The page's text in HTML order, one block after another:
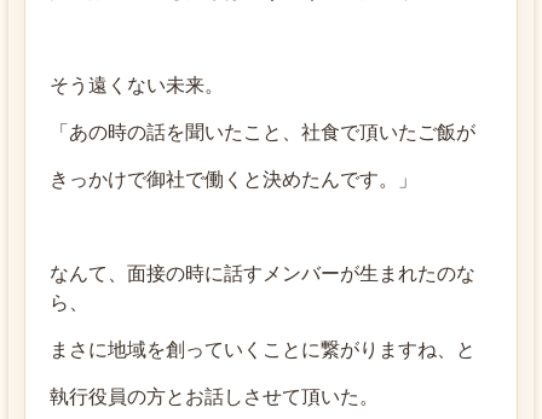
そう遠くない未来。
「あの時の話を聞いたこと、社食で頂いたご飯が
きっかけで御社で働くと決めたんです。」
なんて、面接の時に話すメンバーが生まれたのな
ら、
まさに地域を創っていくことに繋がりますね、と
執行役員の方とお話しさせて頂いた。